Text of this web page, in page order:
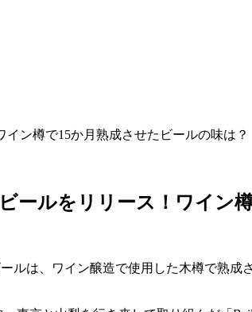
ン樽で15か月熟成させたビールの味は？
ールをリリース！ワイン
は、ワイン醸造で使用した木樽で熟成